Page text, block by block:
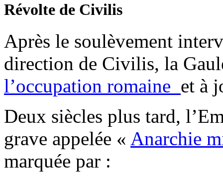
Révolte de Civilis
Après le soulèvement
direction de Civilis, la
l’occupation romaine et à
Deux siècles plus tard,
grave appelée « Anarchie
marquée par :